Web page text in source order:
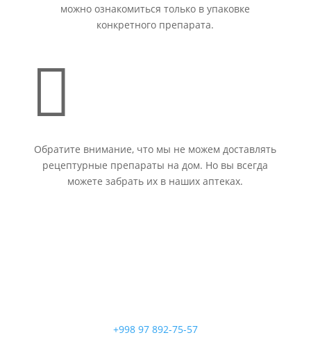
можно ознакомиться только в упаковке
конкретного препарата.

Обратите внимание, что мы не можем доставлять
рецептурные препараты на дом. Но вы всегда
можете забрать их в наших аптеках.
+998 97 892-75-57